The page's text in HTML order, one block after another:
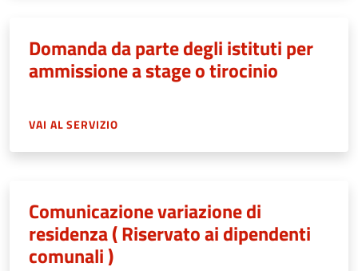
Domanda da parte degli istituti per
ammissione a stage o tirocinio
VAI AL SERVIZIO
Comunicazione variazione di
residenza ( Riservato ai dipendenti
comunali )